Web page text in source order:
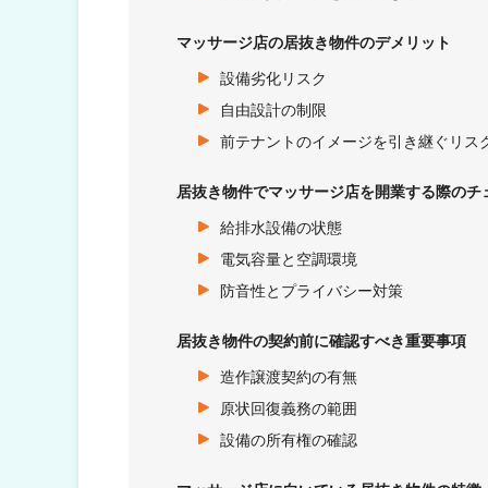
マッサージ店の居抜き物件のデメリット
設備劣化リスク
自由設計の制限
前テナントのイメージを引き継ぐリス
居抜き物件でマッサージ店を開業する際のチ
給排水設備の状態
電気容量と空調環境
防音性とプライバシー対策
居抜き物件の契約前に確認すべき重要事項
造作譲渡契約の有無
原状回復義務の範囲
設備の所有権の確認